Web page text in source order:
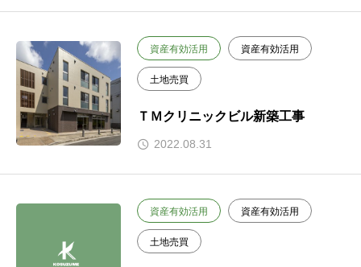
資産有効活用 資産有効活用
土地売買
ＴＭクリニックビル新築工事
2022.08.31
資産有効活用 資産有効活用
土地売買